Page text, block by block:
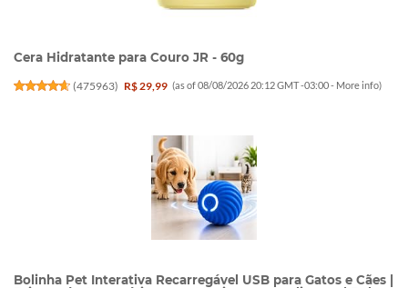
Cera Hidratante para Couro JR - 60g
(475963) R$ 29,99 (as of 08/08/2026 20:12 GMT -03:00 - More info)
Bolinha Pet Interativa Recarregável USB para Gatos e Cães |